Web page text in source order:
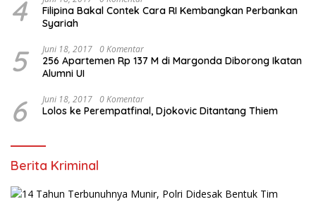
4
Filipina Bakal Contek Cara RI Kembangkan Perbankan
Syariah
5 Juni 18, 2017 0 Komentar
256 Apartemen Rp 137 M di Margonda Diborong Ikatan
Alumni UI
6 Juni 18, 2017 0 Komentar
Lolos ke Perempatfinal, Djokovic Ditantang Thiem
Berita Kriminal